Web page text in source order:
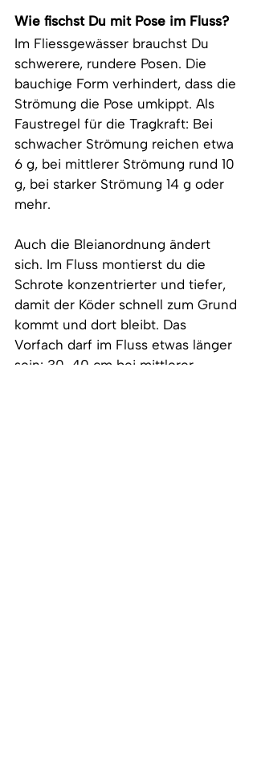
Wie fischst Du mit Pose im Fluss?
Im Fliessgewässer brauchst Du
schwerere, rundere Posen. Die
bauchige Form verhindert, dass die
Strömung die Pose umkippt. Als
Faustregel für die Tragkraft: Bei
schwacher Strömung reichen etwa
6 g, bei mittlerer Strömung rund 10
g, bei starker Strömung 14 g oder
mehr.
Auch die Bleianordnung ändert
sich. Im Fluss montierst du die
Schrote konzentrierter und tiefer,
damit der Köder schnell zum Grund
kommt und dort bleibt. Das
Vorfach darf im Fluss etwas länger
sein: 30-40 cm bei mittlerer